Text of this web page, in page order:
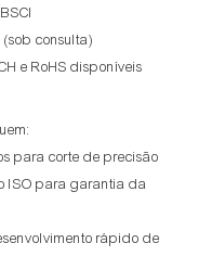
consulta)
e RoHS disponíveis
para corte de precisão
ISO para garantia da
rápido de